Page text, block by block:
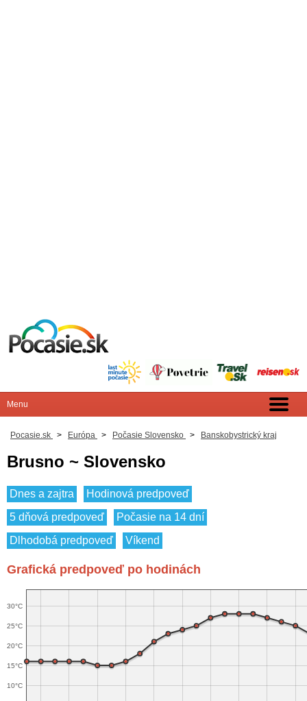
Pocasie.sk > Európa > Počasie Slovensko > Banskobystrický kraj
Brusno ~ Slovensko
Dnes a zajtra
Hodinová predpoveď
5 dňová predpoveď
Počasie na 14 dní
Dlhodobá predpoveď
Víkend
Grafická predpoveď po hodinách
10°C
15°C
20°C
25°C
30°C